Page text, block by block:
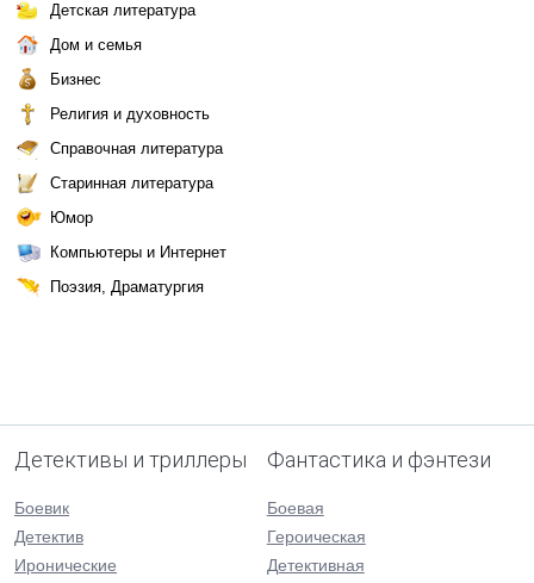
Детская литература
Дом и семья
Бизнес
Религия и духовность
Справочная литература
Старинная литература
Юмор
Компьютеры и Интернет
Поэзия, Драматургия
Детективы и триллеры
Боевик
Детектив
Иронические
Фантастика и фэнтези
Боевая
Героическая
Детективная